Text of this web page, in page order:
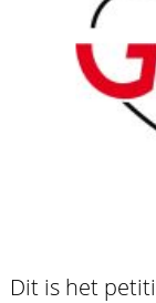
Dit is het